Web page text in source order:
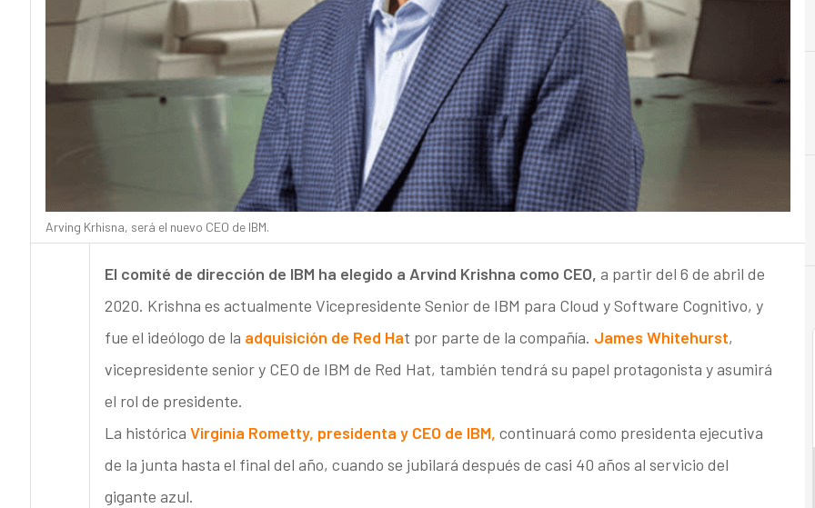
Arving Krhisna, será el nuevo CEO de IBM.
El comité de dirección de IBM ha elegido a Arvind Krishna como CEO, a partir del 6 de abril de
2020. Krishna es actualmente Vicepresidente Senior de IBM para Cloud y Software Cognitivo, y
fue el ideólogo de la adquisición de Red Hat por parte de la compañía. James Whitehurst,
vicepresidente senior y CEO de IBM de Red Hat, también tendrá su papel protagonista y asumirá
el rol de presidente.
La histórica Virginia Rometty, presidenta y CEO de IBM, continuará como presidenta ejecutiva
de la junta hasta el final del año, cuando se jubilará después de casi 40 años al servicio del
gigante azul.